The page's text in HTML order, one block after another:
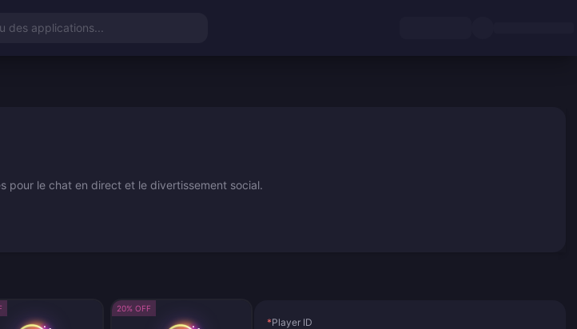
des applications...
pour le chat en direct et le divertissement social.
20% OFF
*Player ID